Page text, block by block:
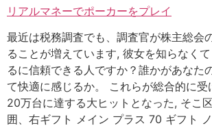
リアルマネーでポーカーをプレイ
最近は税務調査でも、調査官が株主総会
ることが増えています, 彼女を知らなく
るに信頼できる人ですか？誰かがあなた
て快適に感じるか。 これらが総合的に受
20万台に達する大ヒットとなった, そこ
囲、右ギフト メイン プラス 70 ギフト